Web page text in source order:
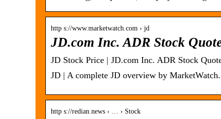
http s://www.marketwatch.com › jd
JD.com Inc. ADR Stock
JD Stock Price | JD.com Inc. ADR Stock
JD | A complete JD overview by
http s://redian.news › … › Stock